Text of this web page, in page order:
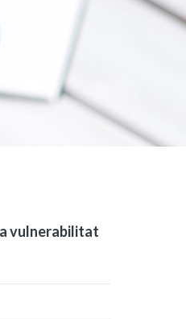
vulnerabilitat